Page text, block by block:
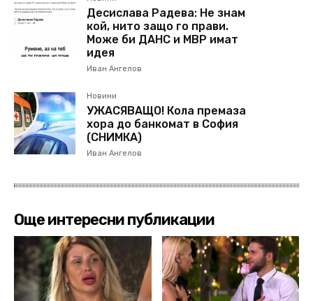
Десислава Радева: Не знам
кой, нито защо го прави.
Може би ДАНС и МВР имат
идея
Иван Ангелов
Новини
УЖАСЯВАЩО! Кола премаза
хора до банкомат в София
(СНИМКА)
Иван Ангелов
Още интересни публикации